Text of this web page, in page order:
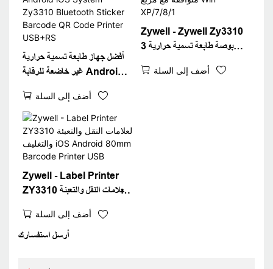
أفضل جهاز طابعة تسمية حرارية
غير خاضعة للرقابة Android
Bluetooth Sticker
Barcode QR Code
Printer USB+RS
أضف إلى السلة
Zywell - Zywell Zy3310
3 بوصة طابعة تسمية حرارية
XP/7/8/1
أضف إلى السلة
Zywell - Label Printer
ZY3310 لعلامات النقل والتعبئة
80mm Barcode Printer
USB
أضف إلى السلة
أرسل استفسارك